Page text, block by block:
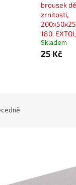
brousek
zrnitosti,
180,
Skladem
25 Kč